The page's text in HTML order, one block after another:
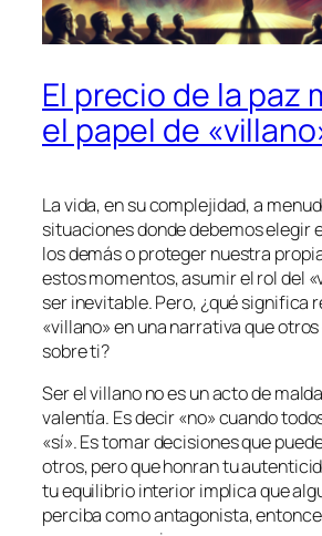
El precio de la paz
el papel de
La vida, en su complejidad, a
situaciones donde debemos elegir
los demás o proteger nuestra
estos momentos, asumir el rol del
ser inevitable. Pero, ¿qué significa
«villano» en una narrativa que
sobre ti?
Ser el villano no es un acto de
valentía. Es decir «no» cuando
«sí». Es tomar decisiones que
otros, pero que honran tu
tu equilibrio interior implica que
perciba como antagonista,